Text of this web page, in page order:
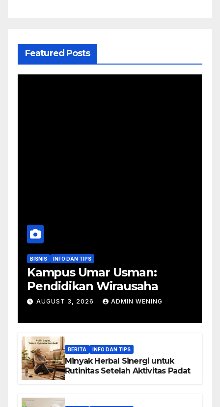
Featured Posts
BISNIS INFO DAN TIPS
Kampus Umar Usman:
Pendidikan Wirausaha
AUGUST 3, 2026 ADMIN WENING
BERITA INFO DAN TIPS
Minyak Herbal Sinergi untuk
Rutinitas Setelah Aktivitas Padat